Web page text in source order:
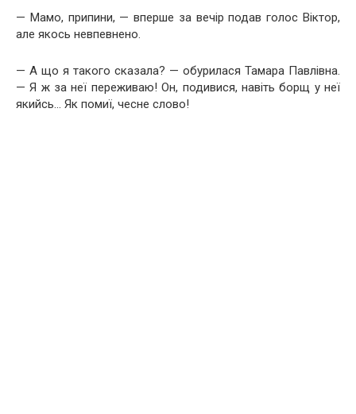
— Мамо, припини, — вперше за вечір подав голос Віктор,
але якось невпевнено.
— А що я такого сказала? — обурилася Тамара Павлівна.
— Я ж за неї переживаю! Он, подивися, навіть борщ у неї
якийсь… Як помиї, чесне слово!